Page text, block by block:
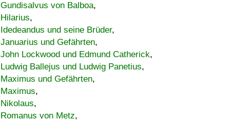
Gundisalvus von Balboa,
Hilarius,
Idedeandus und seine Brüder,
Januarius und Gefährten,
John Lockwood und Edmund Catherick,
Ludwig Ballejus und Ludwig Panetius,
Maximus und Gefährten,
Maximus,
Nikolaus,
Romanus von Metz,